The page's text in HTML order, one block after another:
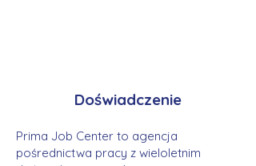
Doświadczenie
Prima Job Center to agencja
pośrednictwa pracy z wieloletnim